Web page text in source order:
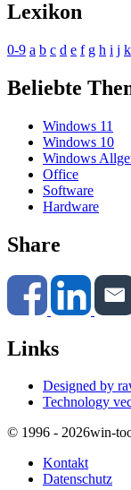
Lexikon
0-9 a b c d e f g h i j k
Beliebte
Windows 11
Windows 10
Windows
Office
Software
Hardware
Share
Links
Designed by
Technology
© 1996 - 2026win-
Kontakt
Datenschutz